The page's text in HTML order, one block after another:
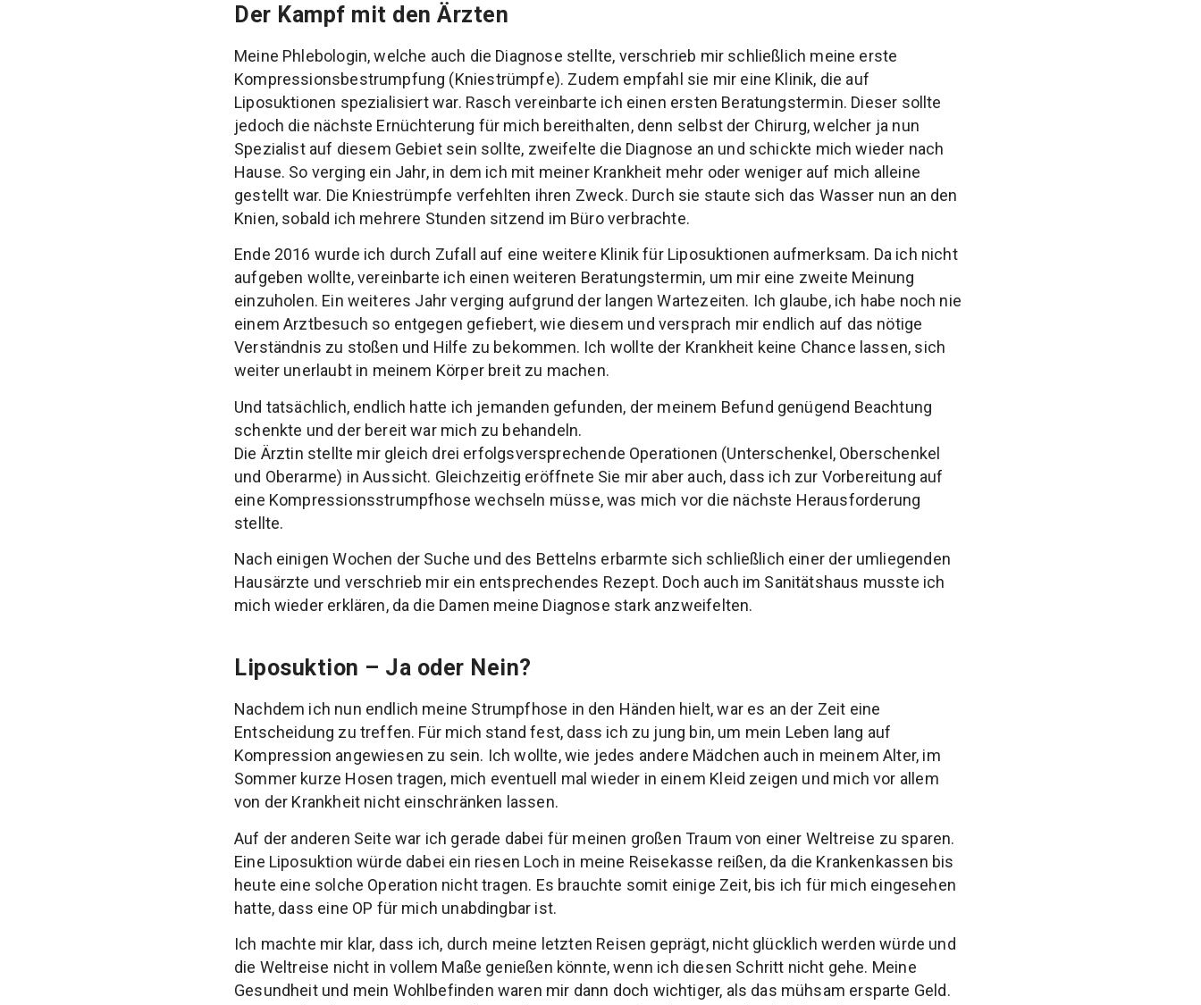
Der Kampf mit den Ärzten
Meine Phlebologin, welche auch die Diagnose stellte, verschrieb mir schließlich meine erste
Kompressionsbestrumpfung (Kniestrümpfe). Zudem empfahl sie mir eine Klinik, die auf
Liposuktionen spezialisiert war. Rasch vereinbarte ich einen ersten Beratungstermin. Dieser sollte
jedoch die nächste Ernüchterung für mich bereithalten, denn selbst der Chirurg, welcher ja nun
Spezialist auf diesem Gebiet sein sollte, zweifelte die Diagnose an und schickte mich wieder nach
Hause. So verging ein Jahr, in dem ich mit meiner Krankheit mehr oder weniger auf mich alleine
gestellt war. Die Kniestrümpfe verfehlten ihren Zweck. Durch sie staute sich das Wasser nun an den
Knien, sobald ich mehrere Stunden sitzend im Büro verbrachte.
Ende 2016 wurde ich durch Zufall auf eine weitere Klinik für Liposuktionen aufmerksam. Da ich nicht
aufgeben wollte, vereinbarte ich einen weiteren Beratungstermin, um mir eine zweite Meinung
einzuholen. Ein weiteres Jahr verging aufgrund der langen Wartezeiten. Ich glaube, ich habe noch nie
einem Arztbesuch so entgegen gefiebert, wie diesem und versprach mir endlich auf das nötige
Verständnis zu stoßen und Hilfe zu bekommen. Ich wollte der Krankheit keine Chance lassen, sich
weiter unerlaubt in meinem Körper breit zu machen.
Und tatsächlich, endlich hatte ich jemanden gefunden, der meinem Befund genügend Beachtung
schenkte und der bereit war mich zu behandeln.
Die Ärztin stellte mir gleich drei erfolgsversprechende Operationen (Unterschenkel, Oberschenkel
und Oberarme) in Aussicht. Gleichzeitig eröffnete Sie mir aber auch, dass ich zur Vorbereitung auf
eine Kompressionsstrumpfhose wechseln müsse, was mich vor die nächste Herausforderung
stellte.
Nach einigen Wochen der Suche und des Bettelns erbarmte sich schließlich einer der umliegenden
Hausärzte und verschrieb mir ein entsprechendes Rezept. Doch auch im Sanitätshaus musste ich
mich wieder erklären, da die Damen meine Diagnose stark anzweifelten.
Liposuktion – Ja oder Nein?
Nachdem ich nun endlich meine Strumpfhose in den Händen hielt, war es an der Zeit eine
Entscheidung zu treffen. Für mich stand fest, dass ich zu jung bin, um mein Leben lang auf
Kompression angewiesen zu sein. Ich wollte, wie jedes andere Mädchen auch in meinem Alter, im
Sommer kurze Hosen tragen, mich eventuell mal wieder in einem Kleid zeigen und mich vor allem
von der Krankheit nicht einschränken lassen.
Auf der anderen Seite war ich gerade dabei für meinen großen Traum von einer Weltreise zu sparen.
Eine Liposuktion würde dabei ein riesen Loch in meine Reisekasse reißen, da die Krankenkassen bis
heute eine solche Operation nicht tragen. Es brauchte somit einige Zeit, bis ich für mich eingesehen
hatte, dass eine OP für mich unabdingbar ist.
Ich machte mir klar, dass ich, durch meine letzten Reisen geprägt, nicht glücklich werden würde und
die Weltreise nicht in vollem Maße genießen könnte, wenn ich diesen Schritt nicht gehe. Meine
Gesundheit und mein Wohlbefinden waren mir dann doch wichtiger, als das mühsam ersparte Geld.